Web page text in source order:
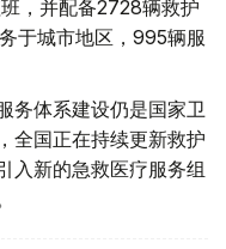
，并配备2728辆救护
于城市地区，995辆服
务体系建设仍是国家卫
全国正在持续更新救护
入新的急救医疗服务组